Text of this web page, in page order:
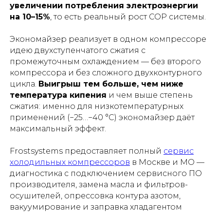
увеличении потребления электроэнергии
на 10–15%, то есть реальный рост COP системы.
Экономайзер реализует в одном компрессоре
идею двухступенчатого сжатия с
промежуточным охлаждением — без второго
компрессора и без сложного двухконтурного
цикла. Выигрыш тем больше, чем ниже
температура кипения и чем выше степень
сжатия: именно для низкотемпературных
применений (−25…−40 °C) экономайзер даёт
максимальный эффект.
Frostsystems предоставляет полный сервис
холодильных компрессоров в Москве и МО —
диагностика с подключением сервисного ПО
производителя, замена масла и фильтров-
осушителей, опрессовка контура азотом,
вакуумирование и заправка хладагентом